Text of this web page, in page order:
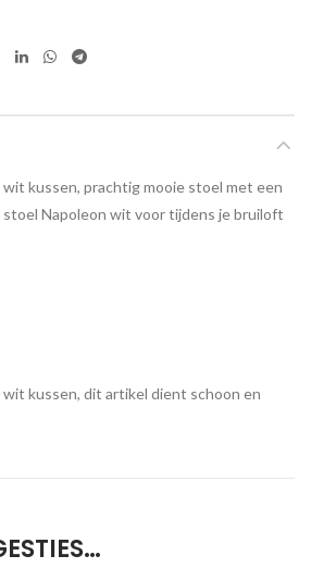
kussen, prachtig mooie stoel met een
Napoleon wit voor tijdens je bruiloft
kussen, dit artikel dient schoon en